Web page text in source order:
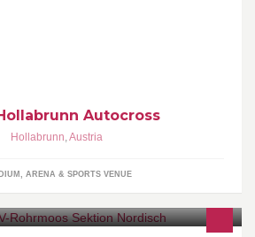
Autocross
Hollabrunn,Austria
ARENA & SPORTS VENUE